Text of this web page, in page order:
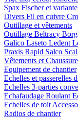
Spax Fischer et variante
Divers Fil en cuivre
Outillage et vêtements
Outillage Beltracy
Galico Laseto Ledent
Praxis Rapid Salco
Vêtements et
Equipement de chantier
Echelles et passerelles
Echelles 3-parties
Echafaudage Roulant
Echelles de toit
Radios de chantier